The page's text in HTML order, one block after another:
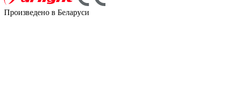
Произведено в Беларуси